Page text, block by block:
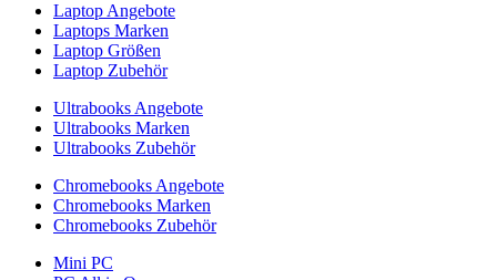
Laptop Angebote
Laptops Marken
Laptop Größen
Laptop Zubehör
Ultrabooks Angebote
Ultrabooks Marken
Ultrabooks Zubehör
Chromebooks Angebote
Chromebooks Marken
Chromebooks Zubehör
Mini PC